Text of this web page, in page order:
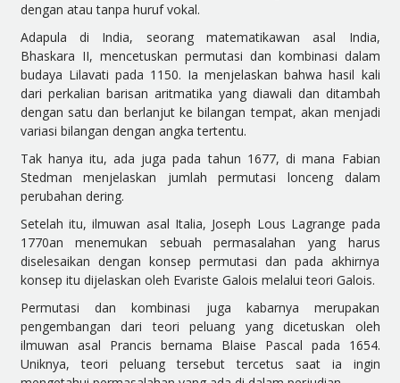
dengan atau tanpa huruf vokal.
Adapula di India, seorang matematikawan asal India,
Bhaskara II, mencetuskan permutasi dan kombinasi dalam
budaya Lilavati pada 1150. Iamenjelaskan bahwa hasil kali
dari perkalian barisan aritmatika yang diawali dan ditambah
dengan satu dan berlanjut ke bilangan tempat, akan menjadi
variasi bilangan dengan angka tertentu.
Tak hanya itu, ada juga pada tahun 1677, di mana Fabian
Stedman menjelaskan jumlah permutasi lonceng dalam
perubahan dering.
Setelah itu, ilmuwan asal Italia, Joseph Lous Lagrange pada
1770an menemukan sebuah permasalahan yang harus
diselesaikan dengan konsep permutasi dan pada akhirnya
konsep itu dijelaskan oleh Evariste Galois melalui teori Galois.
Permutasi dan kombinasi juga kabarnya merupakan
pengembangan dari teori peluang yang dicetuskan oleh
ilmuwan asal Prancis bernama Blaise Pascal pada 1654.
Uniknya, teori peluang tersebut tercetus saat ia ingin